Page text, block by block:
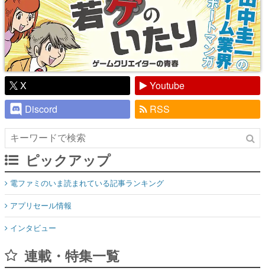
X
Youtube
Discord
RSS
ピックアップ
電ファミのいま読まれている記事ランキング
アプリセール情報
インタビュー
連載・特集一覧